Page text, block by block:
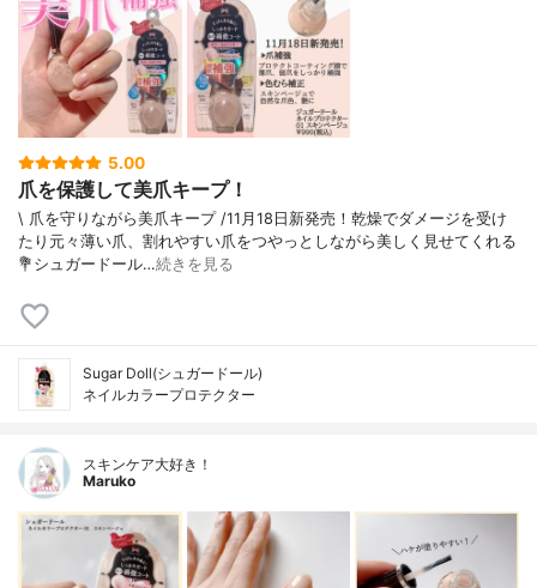
5.00
爪を保護して美爪キープ！
\ 爪を守りながら美爪キープ /⁡11月18日新発売！⁡乾燥でダメージを受け
たり元々薄い爪、割れやすい爪をつやっとしながら美しく見せてくれる⁡⁡
💐シュガードール…続きを見る
Sugar Doll(シュガードール)
ネイルカラープロテクター
スキンケア大好き！
Maruko